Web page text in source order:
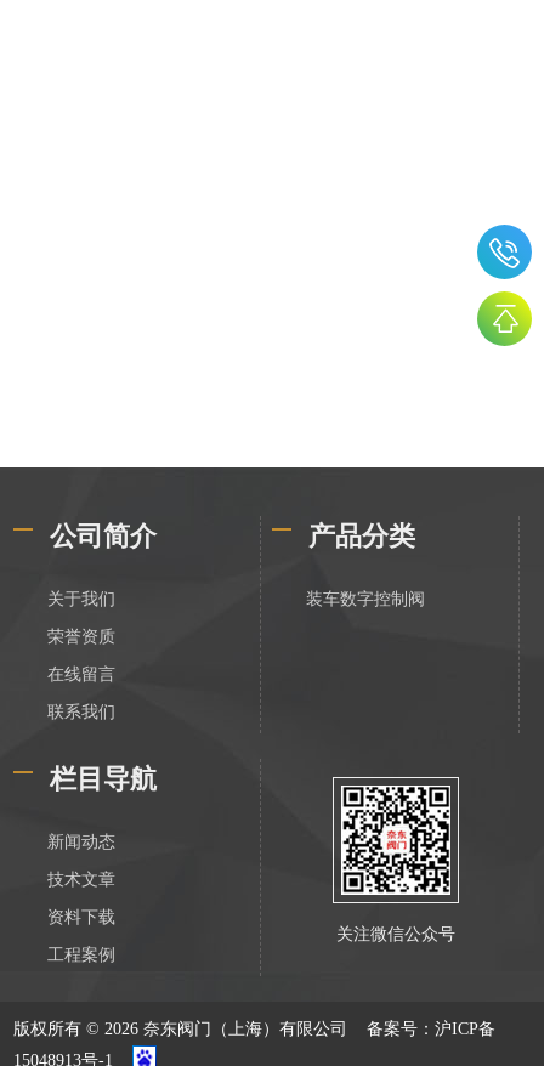
公司简介
关于我们
荣誉资质
在线留言
联系我们
产品分类
装车数字控制阀
栏目导航
新闻动态
技术文章
资料下载
工程案例
关注微信公众号
版权所有 © 2026 奈东阀门（上海）有限公司备案号：沪ICP备
15048913号-1